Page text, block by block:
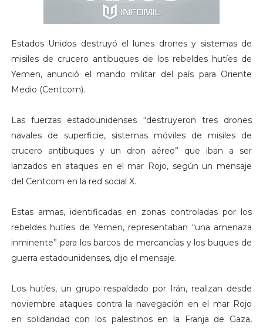
Estados Unidos destruyó el lunes drones y sistemas de
misiles de crucero antibuques de los rebeldes hutíes de
Yemen, anunció el mando militar del país para Oriente
Medio (Centcom).
Las fuerzas estadounidenses “destruyeron tres drones
navales de superficie, sistemas móviles de misiles de
crucero antibuques y un dron aéreo” que iban a ser
lanzados en ataques en el mar Rojo, según un mensaje
del Centcom en la red social X.
Estas armas, identificadas en zonas controladas por los
rebeldes hutíes de Yemen, representaban “una amenaza
inminente” para los barcos de mercancías y los buques de
guerra estadounidenses, dijo el mensaje.
Los hutíes, un grupo respaldado por Irán, realizan desde
noviembre ataques contra la navegación en el mar Rojo
en solidaridad con los palestinos en la Franja de Gaza,